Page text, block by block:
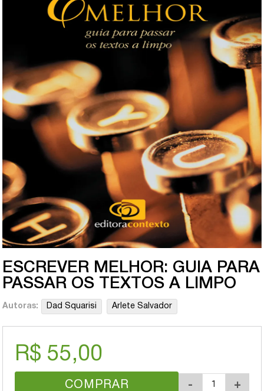
ESCREVER MELHOR: GUIA PARA
PASSAR OS TEXTOS A LIMPO
Autoras: Dad Squarisi Arlete Salvador
R$ 55,00
COMPRAR - +